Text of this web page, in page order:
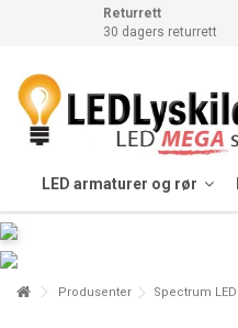
Returrett
30 dagers returrett
LED armaturer og rør
Produsenter Spectrum LED